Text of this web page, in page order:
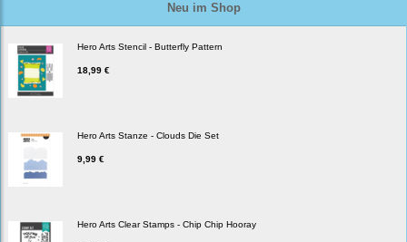
Neu im Shop
Hero Arts Stencil - Butterfly Pattern
18,99 €
Hero Arts Stanze - Clouds Die Set
9,99 €
Hero Arts Clear Stamps - Chip Chip Hooray